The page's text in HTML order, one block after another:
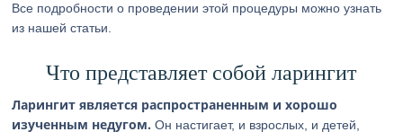
Все подробности о проведении этой процедуры можно узнать
из нашей статьи.
Что представляет собой ларингит
Ларингит является распространенным и хорошо
изученным недугом. Он настигает, и взрослых, и детей,